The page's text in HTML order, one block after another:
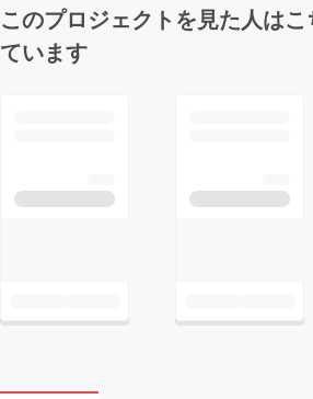
このプロジェクトを見た人は
ています